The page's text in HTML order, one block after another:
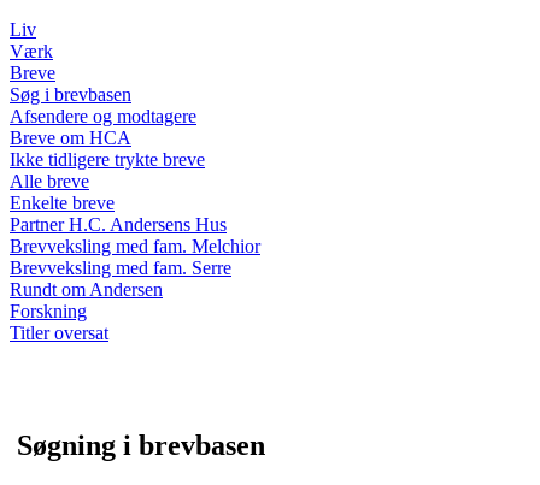
Liv
Værk
Breve
Søg i brevbasen
Afsendere og modtagere
Breve om HCA
Ikke tidligere trykte breve
Alle breve
Enkelte breve
Partner H.C. Andersens Hus
Brevveksling med fam. Melchior
Brevveksling med fam. Serre
Rundt om Andersen
Forskning
Titler oversat
Søgning i brevbasen